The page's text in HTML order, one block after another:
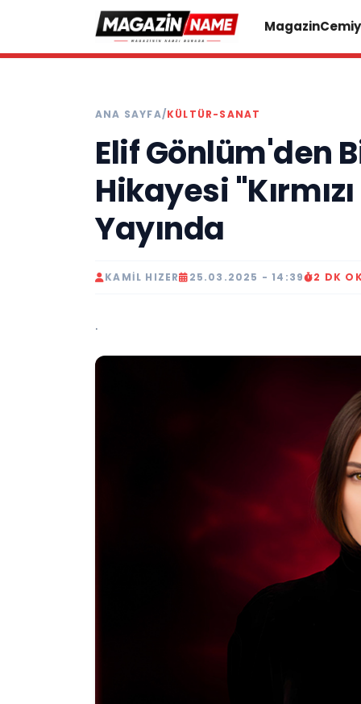
Magazin
ANA SAYFA/KÜLTÜR-SANAT
Elif Gönlüm'den
Hikayesi
Yayında
KAMIL HIZER 25.03.2025 - 14:39 2 DK
.